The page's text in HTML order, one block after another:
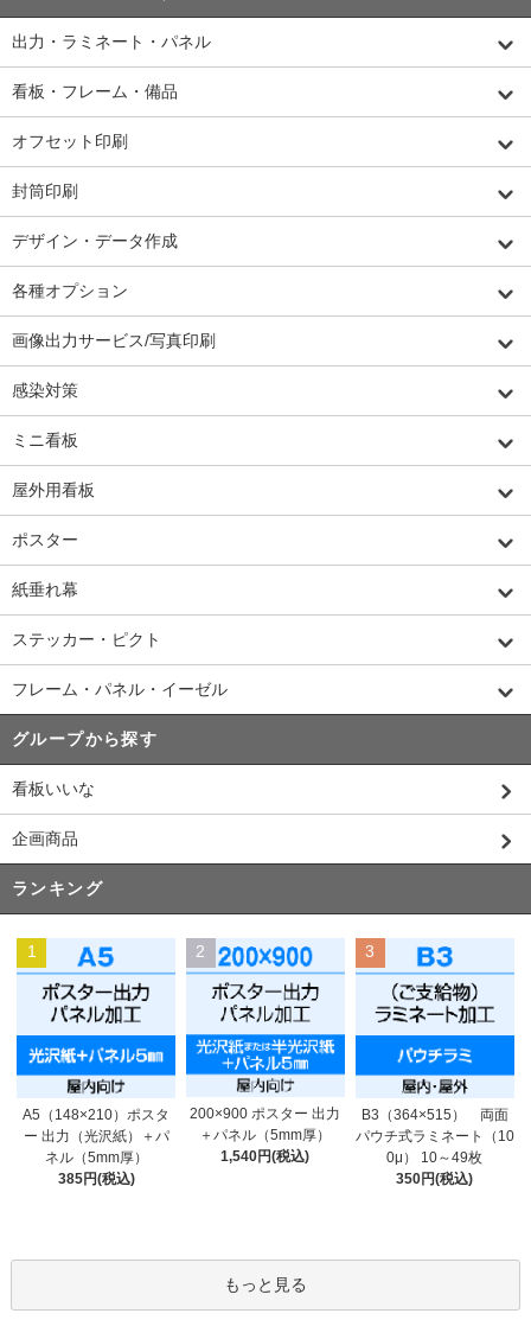
出力・ラミネート・パネル
看板・フレーム・備品
オフセット印刷
封筒印刷
デザイン・データ作成
各種オプション
画像出力サービス/写真印刷
感染対策
ミニ看板
屋外用看板
ポスター
紙垂れ幕
ステッカー・ピクト
フレーム・パネル・イーゼル
グループから探す
看板いいな
企画商品
ランキング
1
A5（148×210）ポスタ
ー 出力（光沢紙）＋パ
ネル（5mm厚）
385円(税込)
2
200×900 ポスター 出力
＋パネル（5mm厚）
1,540円(税込)
3
B3（364×515） 両面
パウチ式ラミネート（10
0μ） 10～49枚
350円(税込)
もっと見る